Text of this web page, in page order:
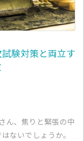
験対策と両立す
ん、焦りと緊張の中
ないでしょうか。